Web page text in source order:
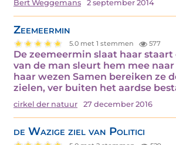
Bert Weggemans 2 september 2014
Zeemeermin
5.0 met 1 stemmen 577
De zeemeermin slaat haar staart
van de man sleurt hem mee
haar wezen Samen bereiken ze
zielen, ver buiten het aardse
cirkel der natuur 27 december 2016
de Wazige ziel van Politici